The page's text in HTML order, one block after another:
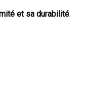
et sa durabilité.